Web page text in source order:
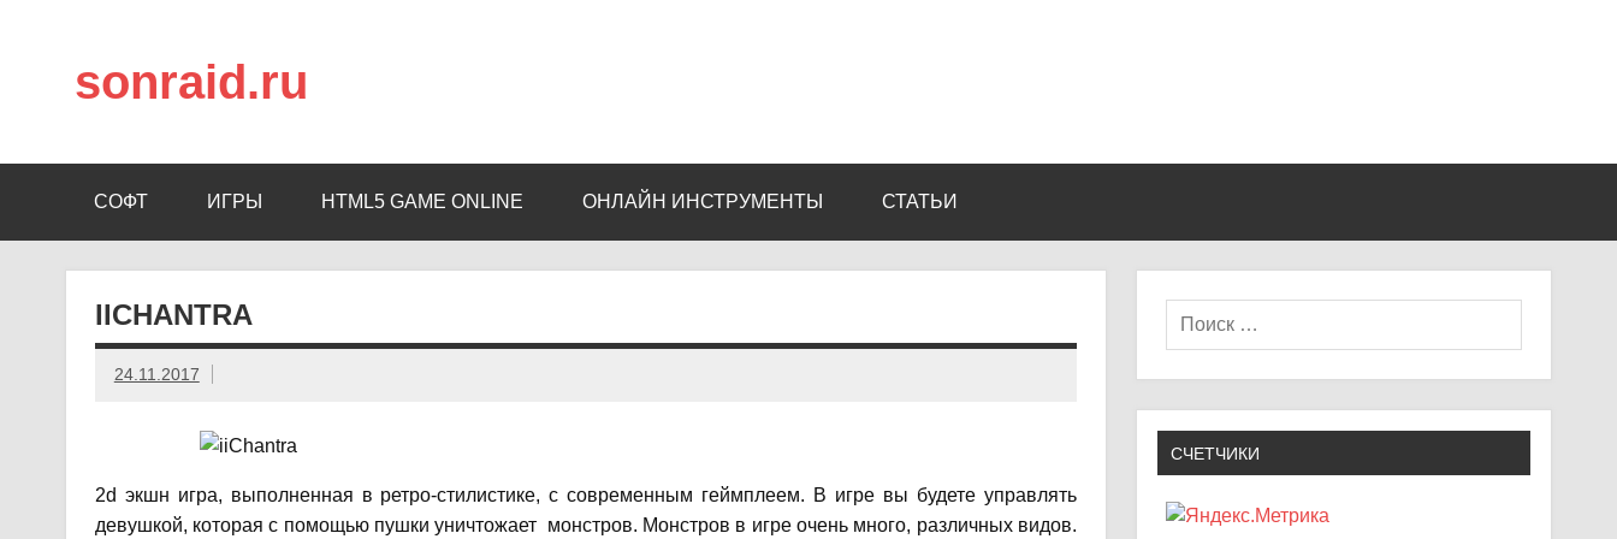
sonraid.ru
СОФТ ИГРЫ HTML5 GAME ONLINE ОНЛАЙН ИНСТРУМЕНТЫ СТАТЬИ
IICHANTRA
24.11.2017
2d экшн игра, выполненная в ретро-стилистике, с современным геймплеем. В игре вы будете управлять
девушкой, которая с помощью пушки уничтожает монстров. Монстров в игре очень много, различных видов.
СЧЕТЧИКИ